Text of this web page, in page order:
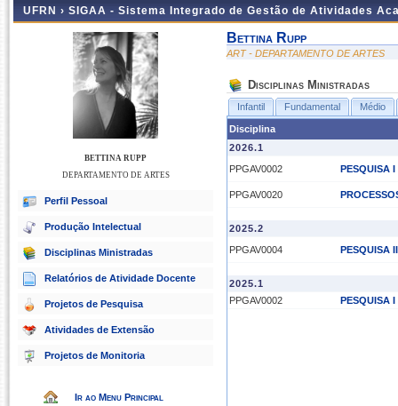
UFRN › SIGAA - Sistema Integrado de Gestão de Atividades
BETTINA RUPP
DEPARTAMENTO DE ARTES
Perfil Pessoal
Produção Intelectual
Disciplinas Ministradas
Relatórios de Atividade Docente
Projetos de Pesquisa
Atividades de Extensão
Projetos de Monitoria
Ir ao Menu Principal
Bettina Rupp
ART - DEPARTAMENTO DE ARTES
Disciplinas Ministradas
Infantil Fundamental Médio
Disciplina
2026.1
PPGAV0002
PESQUISA I
PPGAV0020
2025.2
PPGAV0004
PESQUISA II
2025.1
PPGAV0002
PESQUISA I